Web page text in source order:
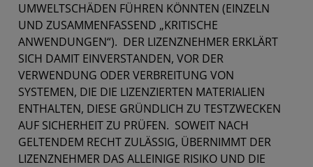
UMWELTSCHÄDEN FÜHREN KÖNNTEN (EINZELN
UND ZUSAMMENFASSEND „KRITISCHE
ANWENDUNGEN“). DER LIZENZNEHMER ERKLÄRT
SICH DAMIT EINVERSTANDEN, VOR DER
VERWENDUNG ODER VERBREITUNG VON
SYSTEMEN, DIE DIE LIZENZIERTEN MATERIALIEN
ENTHALTEN, DIESE GRÜNDLICH ZU TESTZWECKEN
AUF SICHERHEIT ZU PRÜFEN. SOWEIT NACH
GELTENDEM RECHT ZULÄSSIG, ÜBERNIMMT DER
LIZENZNEHMER DAS ALLEINIGE RISIKO UND DIE